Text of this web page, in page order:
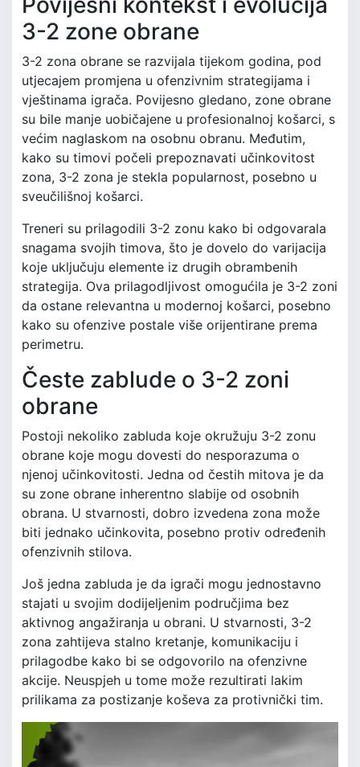
3-2 zone obrane
3-2 zona obrane se razvijala tijekom godina, pod
utjecajem promjena u ofenzivnim strategijama i
vještinama igrača. Povijesno gledano, zone obrane
su bile manje uobičajene u profesionalnoj košarci, s
većim naglaskom na osobnu obranu. Međutim,
kako su timovi počeli prepoznavati učinkovitost
zona, 3-2 zona je stekla popularnost, posebno u
sveučilišnoj košarci.
Treneri su prilagodili 3-2 zonu kako bi odgovarala
snagama svojih timova, što je dovelo do varijacija
koje uključuju elemente iz drugih obrambenih
strategija. Ova prilagodljivost omogućila je 3-2 zoni
da ostane relevantna u modernoj košarci, posebno
kako su ofenzive postale više orijentirane prema
perimetru.
Česte zablude o 3-2 zoni
obrane
Postoji nekoliko zabluda koje okružuju 3-2 zonu
obrane koje mogu dovesti do nesporazuma o
njenoj učinkovitosti. Jedna od čestih mitova je da
su zone obrane inherentno slabije od osobnih
obrana. U stvarnosti, dobro izvedena zona može
biti jednako učinkovita, posebno protiv određenih
ofenzivnih stilova.
Još jedna zabluda je da igrači mogu jednostavno
stajati u svojim dodijeljenim područjima bez
aktivnog angažiranja u obrani. U stvarnosti, 3-2
zona zahtijeva stalno kretanje, komunikaciju i
prilagodbe kako bi se odgovorilo na ofenzivne
akcije. Neuspjeh u tome može rezultirati lakim
prilikama za postizanje koševa za protivnički tim.